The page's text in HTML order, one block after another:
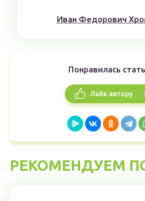
Иван Федорович
Понравилась
Лайк автору 1
РЕКОМЕНДУЕМ